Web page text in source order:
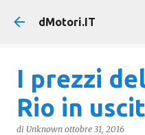
Passa ai
dMotori.IT
I prezzi
Rio in
di Unknown ottobre 31, 2016